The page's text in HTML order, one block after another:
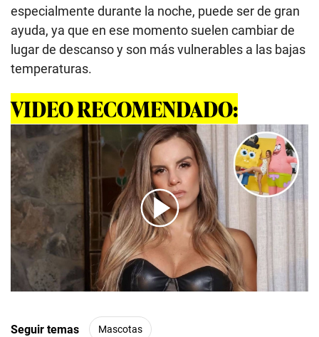
especialmente durante la noche, puede ser de gran
ayuda, ya que en ese momento suelen cambiar de
lugar de descanso y son más vulnerables a las bajas
temperaturas.
VIDEO RECOMENDADO:
00:00 01:00
Seguir temas Mascotas